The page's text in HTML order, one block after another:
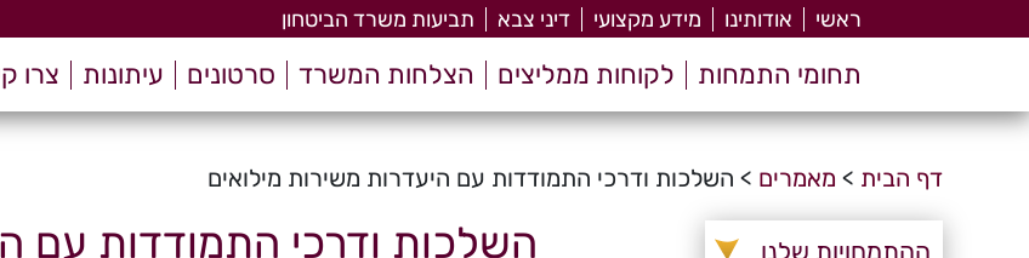
ראשי אודותינו מידע מקצועי דיני צבא תביעות משרד הביטחון
תחומי התמחות לקוחות ממליצים הצלחות המשרד סרטונים עיתונות צרו
דף הבית > מאמרים > השלכות ודרכי התמודדות עם היעדרות משירות מילואים
ההתמחויות שלנו השלכות ודרכי התמודדות עם